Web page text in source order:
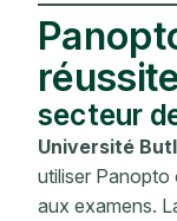
secteur
Université
utiliser Panopto
aux examens.